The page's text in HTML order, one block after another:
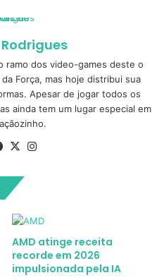
ramo dos video-games deste o
Força, mas hoje distribui sua
Apesar de jogar todos os
ainda tem um lugar especial em
Facebook
X
AMD atinge receita
recorde em 2026
impulsionada pela IA